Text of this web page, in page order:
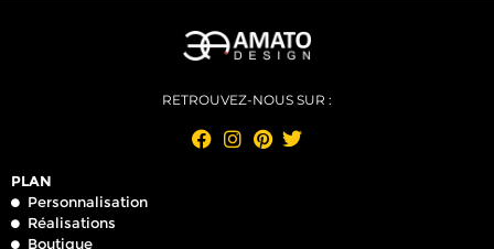
RETROUVEZ-NOUS SUR :
PLAN
Personnalisation
Réalisations
Boutique